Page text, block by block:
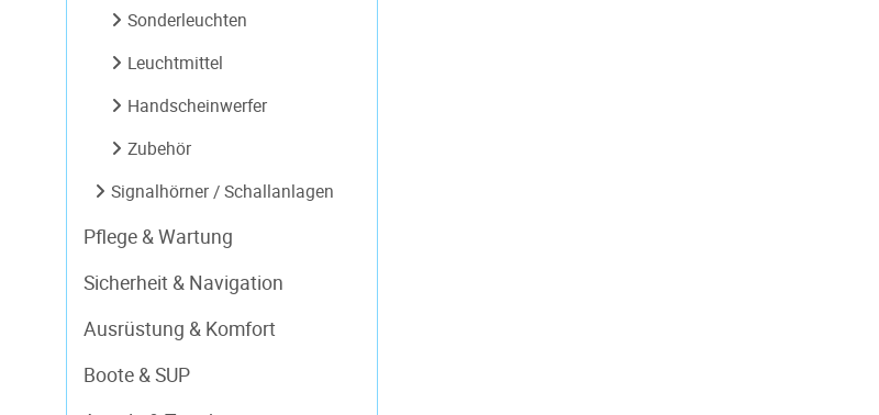
Sonderleuchten
Leuchtmittel
Handscheinwerfer
Zubehör
Signalhörner / Schallanlagen
Pflege & Wartung
Sicherheit & Navigation
Ausrüstung & Komfort
Boote & SUP